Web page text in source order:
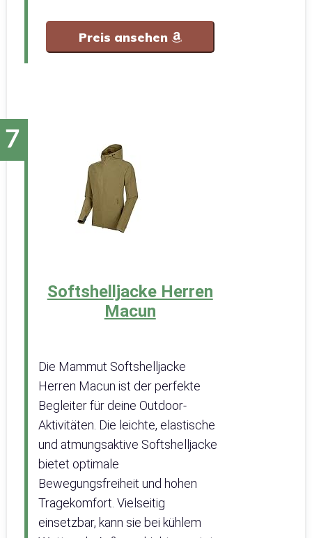
Preis ansehen
Softshelljacke Herren
Macun
Die Mammut Softshelljacke
Herren Macun ist der perfekte
Begleiter für deine Outdoor-
Aktivitäten. Die leichte, elastische
und atmungsaktive Softshelljacke
bietet optimale
Bewegungsfreiheit und hohen
Tragekomfort. Vielseitig
einsetzbar, kann sie bei kühlem